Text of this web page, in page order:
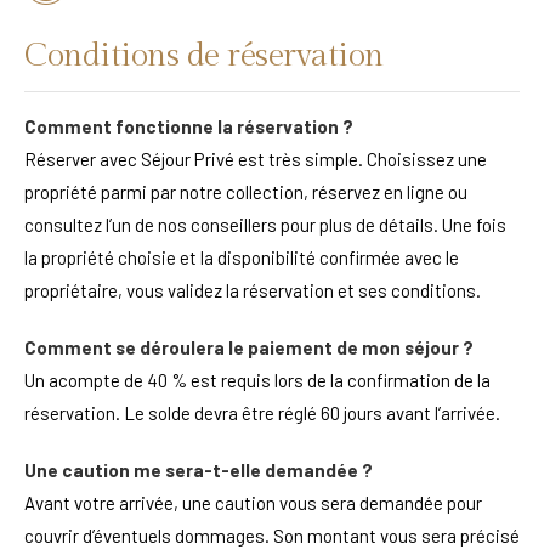
Conditions de réservation
Comment fonctionne la réservation ?
Réserver avec Séjour Privé est très simple. Choisissez une
propriété parmi par notre collection, réservez en ligne ou
consultez l’un de nos conseillers pour plus de détails. Une fois
la propriété choisie et la disponibilité confirmée avec le
propriétaire, vous validez la réservation et ses conditions.
Comment se déroulera le paiement de mon séjour ?
Un acompte de 40 % est requis lors de la confirmation de la
réservation. Le solde devra être réglé 60 jours avant l’arrivée.
Une caution me sera-t-elle demandée ?
Avant votre arrivée, une caution vous sera demandée pour
couvrir d’éventuels dommages. Son montant vous sera précisé